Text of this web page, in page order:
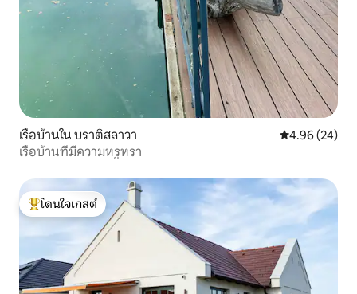
เรือบ้านใน บราติสลาวา คะแนนเฉลี่ย
4.96 (24)
เรือบ้านที่มีความหรูหรา
โดนใจเกสต์ที่สุด
โดนใจเกสต์